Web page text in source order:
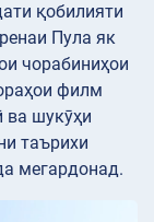
қобилияти
Пула як
чорабиниҳои
филм
ва шукӯҳи
таърихи
мегардонад.